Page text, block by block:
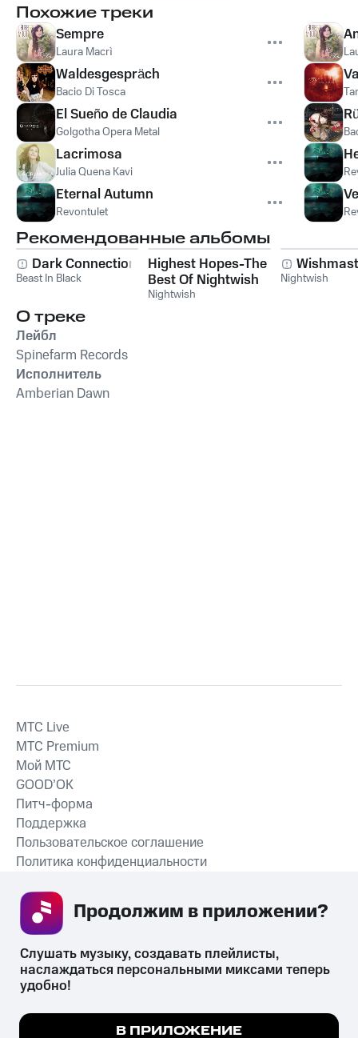
Похожие треки
Sempre
Laura Macrì
Waldesgespräch
Bacio Di Tosca
El Sueño de Claudia
Golgotha Opera Metal
Lacrimosa
Julia Quena Kavi
Eternal Autumn
Revontulet
Рекомендованные альбомы
Dark Connection
Beast In Black
Highest Hopes-The
Best Of Nightwish
Nightwish
Nightwish
О треке
Лейбл
Spinefarm Records
Исполнитель
Amberian Dawn
СКАЧАТЬ ПРИЛОЖЕНИЕ
MTС Live
MTС Premium
Мой МТС
GOOD’OK
Питч-форма
Поддержка
Пользовательское соглашение
Политика конфиденциальности
психотропных веществ, их аналогов причиняет вред здоровью,
их незаконный оборот запрещён и влечёт установленную
Мы используем куки, чтобы на сайте все
Слушать музыку, создавать плейлисты,
наслаждаться персональными миксами теперь
удобно!
В ПРИЛОЖЕНИЕ